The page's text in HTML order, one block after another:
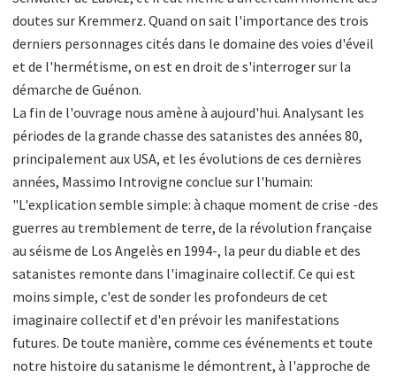
doutes sur Kremmerz. Quand on sait l'importance des trois
derniers personnages cités dans le domaine des voies d'éveil
et de l'hermétisme, on est en droit de s'interroger sur la
démarche de Guénon.
La fin de l'ouvrage nous amène à aujourd'hui. Analysant les
périodes de la grande chasse des satanistes des années 80,
principalement aux USA, et les évolutions de ces dernières
années, Massimo Introvigne conclue sur l'humain:
"L'explication semble simple: à chaque moment de crise -des
guerres au tremblement de terre, de la révolution française
au séisme de Los Angelès en 1994-, la peur du diable et des
satanistes remonte dans l'imaginaire collectif. Ce qui est
moins simple, c'est de sonder les profondeurs de cet
imaginaire collectif et d'en prévoir les manifestations
futures. De toute manière, comme ces événements et toute
notre histoire du satanisme le démontrent, à l'approche de